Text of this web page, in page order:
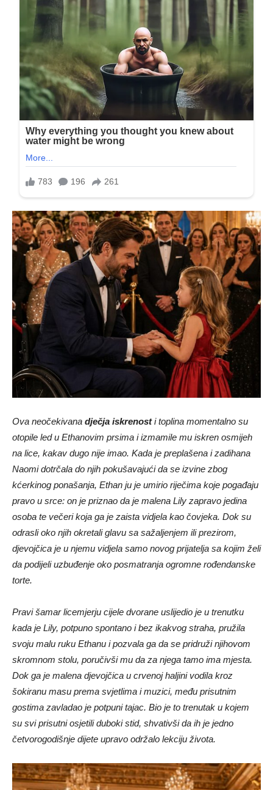
Ova neočekivana dječja iskrenosti toplina momentalno su
otopile led u Ethanovim prsima i izmamile mu iskren osmijeh
na lice, kakav dugo nije imao. Kada je preplašena i zadihana
Naomi dotrčala do njih pokušavajući da se izvine zbog
kćerkinog ponašanja, Ethan ju je umirio riječima koje pogađaju
pravo u srce: on je priznao da je malena Lily zapravo jedina
osoba te večeri koja ga je zaista vidjela kao čovjeka. Dok su
odrasli oko njih okretali glavu sa sažaljenjem ili prezirom,
djevojčica je u njemu vidjela samo novog prijatelja sa kojim želi
da podijeli uzbuđenje oko posmatranja ogromne rođendanske
torte.
Pravi šamar licemjerju cijele dvorane uslijedio je u trenutku
kada je Lily, potpuno spontano i bez ikakvog straha, pružila
svoju malu ruku Ethanu i pozvala ga da se pridruži njihovom
skromnom stolu, poručivši mu da za njega tamo ima mjesta.
Dok ga je malena djevojčica u crvenoj haljini vodila kroz
šokiranu masu prema svjetlima i muzici, među prisutnim
gostima zavladao je potpuni tajac. Bio je to trenutak u kojem
su svi prisutni osjetili duboki stid, shvativši da ih je jedno
četvorogodišnje dijete upravo održalo lekciju života.